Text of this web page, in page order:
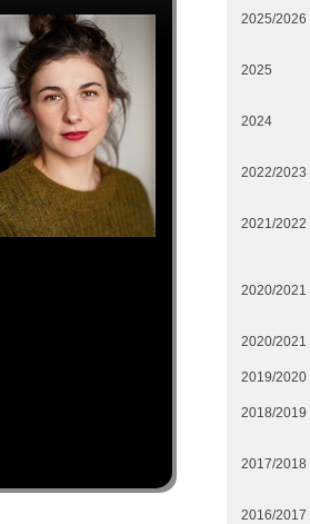
2025/2026
2025
2024
2022/2023
2021/2022
2020/2021
2020/2021
2019/2020
2018/2019
2017/2018
2016/2017